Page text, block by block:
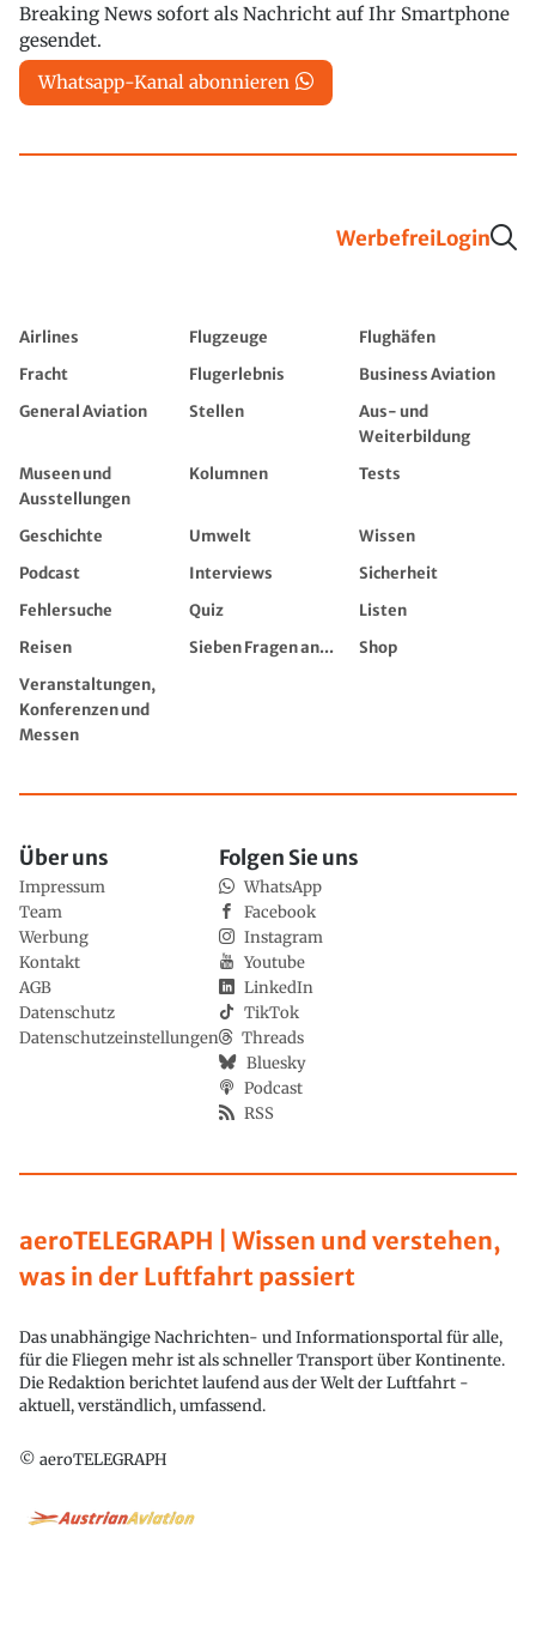
Breaking News sofort als Nachricht auf Ihr Smartphone
gesendet.
Whatsapp-Kanal abonnieren
WerbefreiLogin
Airlines Flugzeuge
Flughäfen
Fracht
Flugerlebnis
Business Aviation
General Aviation
Stellen
Aus- und
Weiterbildung
Museen und
Ausstellungen
Kolumnen Tests
Geschichte Umwelt
Wissen
Podcast
Interviews
Sicherheit
Fehlersuche
Quiz
Listen
Reisen
Sieben Fragen an...
Shop
Veranstaltungen,
Konferenzen und
Messen
aeroTELEGRAPH | Wissen und verstehen,
was in der Luftfahrt passiert
Das unabhängige Nachrichten- und Informationsportal für alle,
für die Fliegen mehr ist als schneller Transport über Kontinente.
Die Redaktion berichtet laufend aus der Welt der Luftfahrt -
aktuell, verständlich, umfassend.
© aeroTELEGRAPH
Über uns
Impressum
Team
Werbung
Kontakt
AGB
Datenschutz
Datenschutzeinstellungen
Folgen Sie uns
WhatsApp
Facebook
Instagram
Youtube
LinkedIn
TikTok
Threads
Bluesky
Podcast
RSS